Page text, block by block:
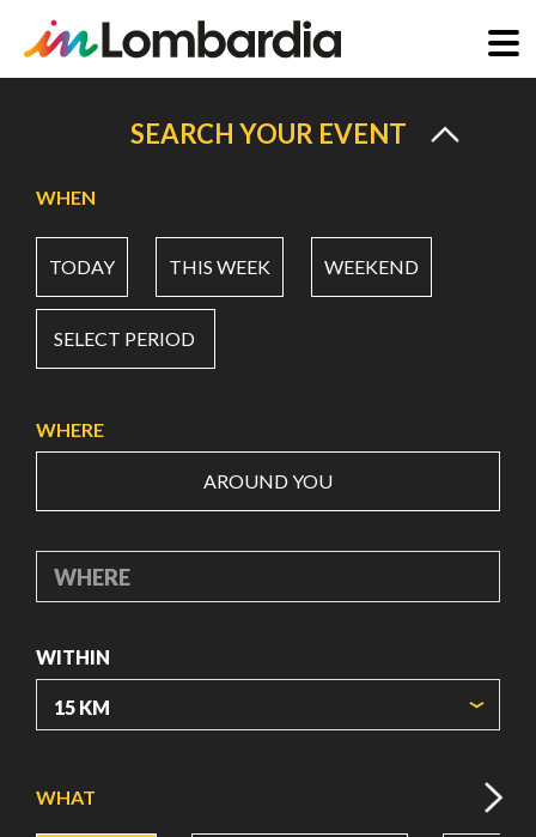
content
SEARCH YOUR EVENT
WHEN
TODAY THIS WEEK WEEKEND
SELECT PERIOD
WHERE
AROUND YOU
WHERE
WITHIN
WHAT